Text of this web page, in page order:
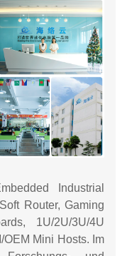
Industrial
Router, Gaming
1U/2U/3U/4U
OEM Mini Hosts. Im